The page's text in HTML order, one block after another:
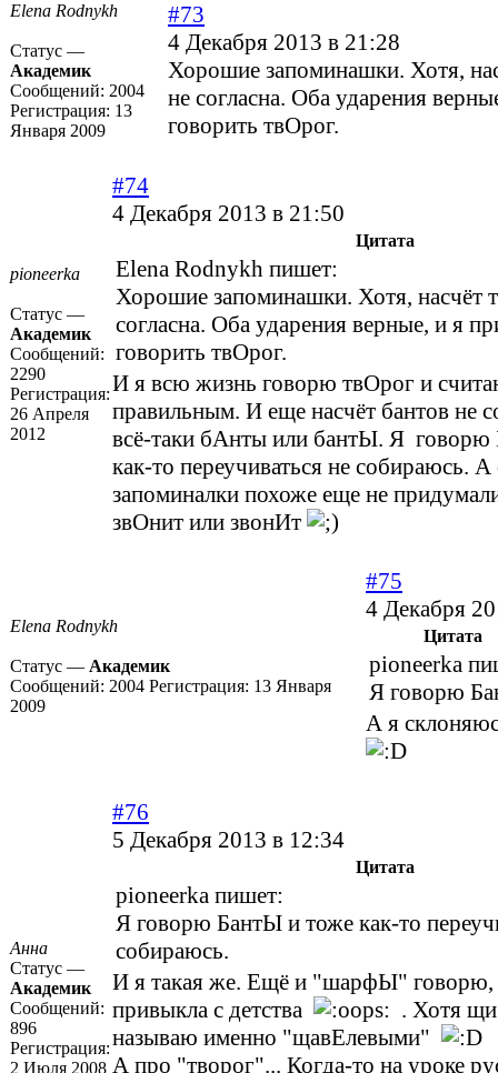
Elena Rodnykh
Статус —
Академик
Сообщений: 2004
Регистрация: 13
Января 2009
#73
4 Декабря 2013 в 21:28
Хорошие запоминашки. Хотя,
не согласна. Оба ударения
говорить твОрог.
pioneerka
Статус —
Академик
Сообщений:
2290
Регистрация:
26 Апреля
2012
#74
4 Декабря 2013 в 21:50
Цитата
Elena Rodnykh пишет:
Хорошие запоминашки. Хотя, насчёт
согласна. Оба ударения верные, и я
говорить твОрог.
И я всю жизнь говорю твОрог и
правильным. И еще насчёт бантов не
всё-таки бАнты или бантЫ. Я
как-то переучиваться не собираюсь.
запоминалки похоже еще не
звОнит или звонИт
Elena Rodnykh
Статус — Академик
Сообщений: 2004 Регистрация: 13 Января
2009
#75
4 Декабря
Цитата
pioneerka
Я говорю
А я
Анна
Статус —
Академик
Сообщений:
896
Регистрация:
2 Июля 2008
#76
5 Декабря 2013 в 12:34
Цитата
pioneerka пишет:
Я говорю БантЫ и тоже как-то
собираюсь.
И я такая же. Ещё и "шарфЫ"
привыкла с детства
. Хотя
называю именно "щавЕлевыми"
А про "творог"... Когда-то на уроке